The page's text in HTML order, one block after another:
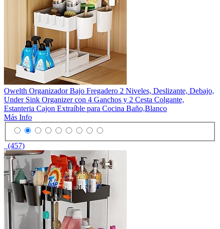
Owelth Organizador Bajo Fregadero 2 Niveles, Deslizante, Debajo,
Under Sink Organizer con 4 Ganchos y 2 Cesta Colgante,
Estanteria Cajon Extraíble para Cocina Baño,Blanco
Más Info
(457)